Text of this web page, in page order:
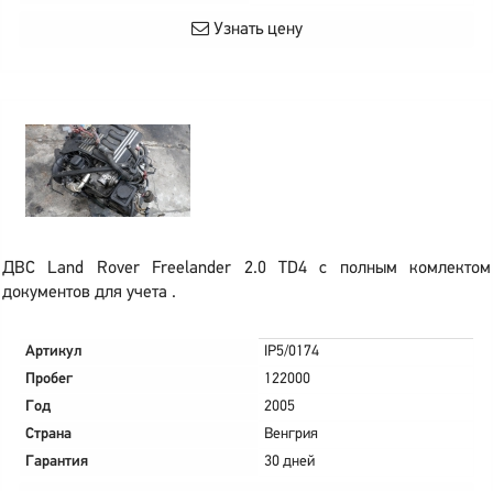
Узнать цену
ДВС Land Rover Freelander 2.0 TD4 с полным комлектом
документов для учета .
Артикул
IP5/0174
Пробег
122000
Год
2005
Страна
Венгрия
Гарантия
30 дней